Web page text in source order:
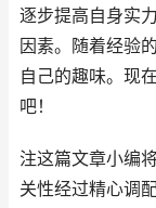
逐步提高自身实
因素。随着经验
自己的趣味。现
吧！
注这篇文章小编
关性经过精心调